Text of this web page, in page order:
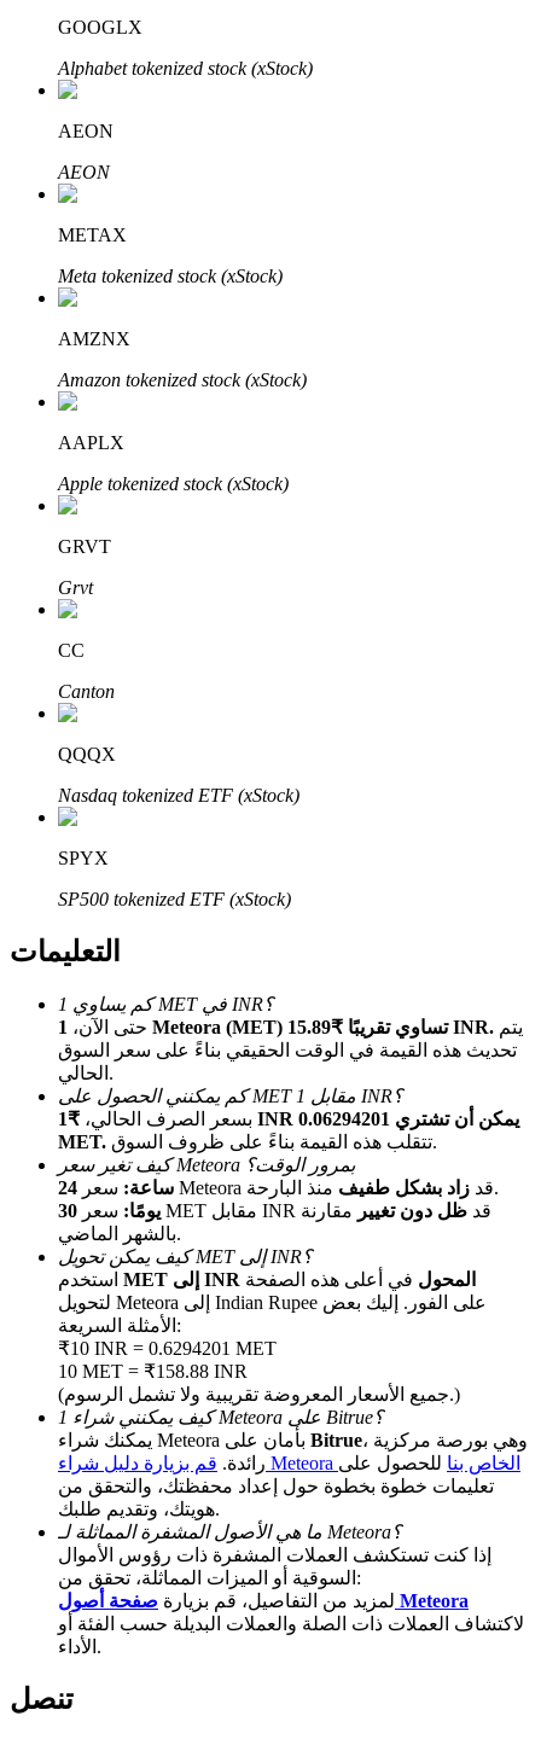
الاستثمار التلقائي
تعرف على كيفية كسب الدخل السلبي
Bitrue
شركاء بيترو
شركاء Bitrue
تصل العمولات إلى 65٪!
الإحالة
قم بدعوة صديق لتحصل على مكافآت نقدية
Deposit CASHCAT & Win
Share 500000 CASHCAT prize pool
GOOGLX
Alphabet tokenized stock (xStock)
AEON
AEON
METAX
Meta tokenized stock (xStock)
AMZNX
Amazon tokenized stock (xStock)
AAPLX
Apple tokenized stock (xStock)
GRVT
Grvt
CC
Canton
QQQX
Nasdaq tokenized ETF (xStock)
SPYX
SP500 tokenized ETF (xStock)
التعليمات
كم يساوي 1 MET في INR؟
حتى الآن،
1 Meteora (MET) تساوي تقريبًا ₹15.89 INR.
تحديث هذه القيمة في الوقت الحقيقي بناءً على سعر السوق
الحالي.
كم يمكنني الحصول على MET مقابل 1 INR؟
بسعر الصرف الحالي،
₹1 INR يمكن أن تشتري 0.06294201
MET.
تتقلب هذه القيمة بناءً على ظروف السوق.
كيف تغير سعر Meteora بمرور الوقت؟
24 ساعة:
سعر Meteora قد زاد بشكل طفيف
منذ البارحة.
30 يومًا:
سعر MET مقابل INR قد ظل دون تغيير مقارنة
بالشهر الماضي.
كيف يمكن تحويل MET إلى INR؟
MET إلى INR المحول في أعلى هذه الصفحة
لتحويل Meteora إلى Indian Rupee على الفور. إليك بعض
الأمثلة السريعة:
₹10 INR = 0.6294201 MET
10 MET = ₹158.88 INR
(جميع الأسعار المعروضة تقريبية ولا تشمل الرسوم.)
كيف يمكنني شراء 1 Meteora على Bitrue؟
Bitrue، وهي بورصة مركزية
رائدة.
قم بزيارة دليل شراء Meteora الخاص بنا للحصول على
تعليمات خطوة بخطوة حول إعداد محفظتك، والتحقق من
هويتك، وتقديم طلبك.
ما هي الأصول المشفرة المماثلة لـ Meteora؟
إذا كنت تستكشف العملات المشفرة ذات رؤوس الأموال
السوقية أو الميزات المماثلة، تحقق من:
لمزيد من التفاصيل، قم بزيارة صفحة أصول Meteora
لاكتشاف العملات ذات الصلة والعملات البديلة حسب الفئة أو
الأداء.
تنصل